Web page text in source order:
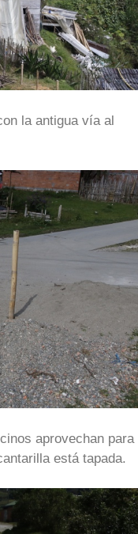
la antigua vía al
aprovechan para
está tapada.